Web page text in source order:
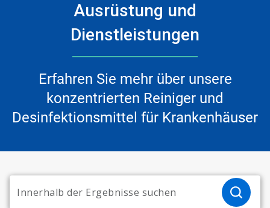
Ausrüstung und
Dienstleistungen
Erfahren Sie mehr über unsere
konzentrierten Reiniger und
Desinfektionsmittel für Krankenhäuser